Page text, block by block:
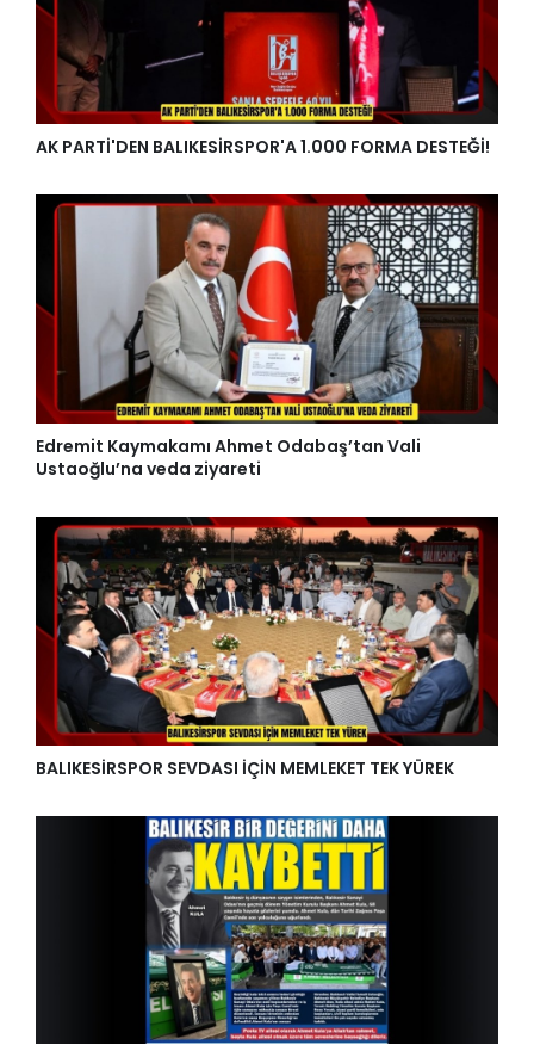
AK PARTİ'DEN BALIKESİRSPOR'A 1.000 FORMA DESTEĞİ!
Edremit Kaymakamı Ahmet Odabaş’tan Vali
Ustaoğlu’na veda ziyareti
BALIKESİRSPOR SEVDASI İÇİN MEMLEKET TEK YÜREK